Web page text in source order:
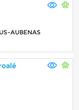
AUBENAS